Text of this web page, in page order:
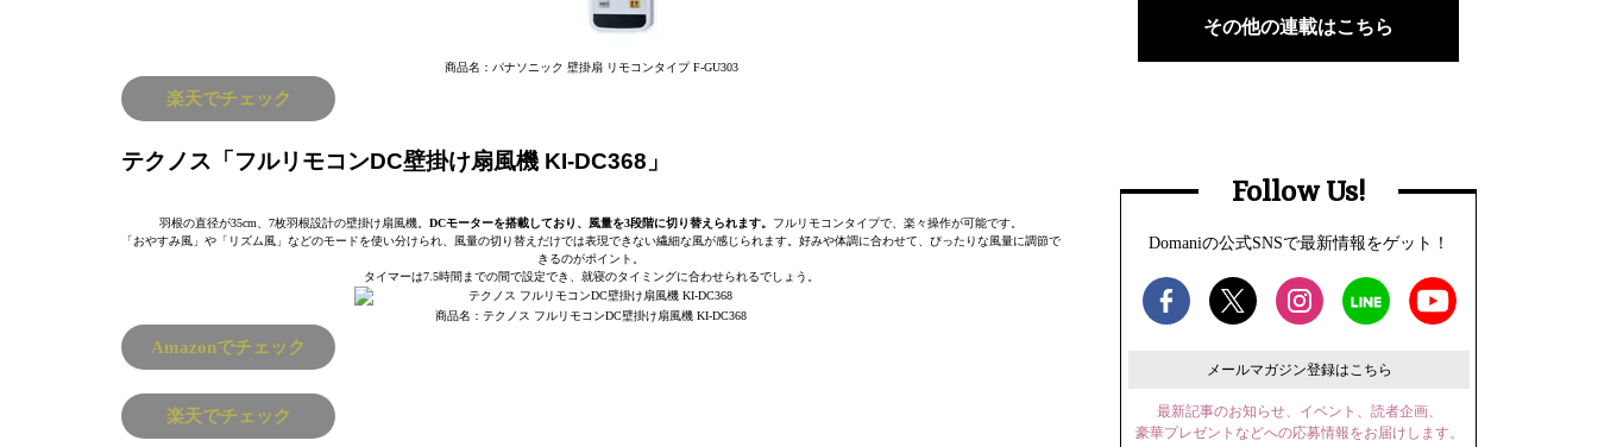
商品名：パナソニック 壁掛扇 リモコンタイプ F-GU303
楽天でチェック
テクノス「フルリモコンDC壁掛け扇風機 KI-DC368」
羽根の直径が35cm、7枚羽根設計の壁掛け扇風機。 DCモーターを搭載しており、風量を3段階に切り替えられます。 フルリモコンタイプで、楽々操作が可能です。
「おやすみ風」や「リズム風」などのモードを使い分けられ、風量の切り替えだけでは表現できない繊細な風が感じられます。好みや体調に合わせて、ぴったりな風量に調節で
きるのがポイント。
タイマーは7.5時間までの間で設定でき、就寝のタイミングに合わせられるでしょう。
商品名：テクノス フルリモコンDC壁掛け扇風機 KI-DC368
Amazonでチェック
楽天でチェック
その他の連載はこちら
Follow Us!
Domaniの公式SNSで最新情報をゲット！
メールマガジン登録はこちら
最新記事のお知らせ、イベント、読者企画、
豪華プレゼントなどへの応募情報をお届けします。